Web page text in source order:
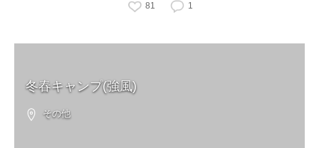
81 1
冬春キャンプ(強風)
その他